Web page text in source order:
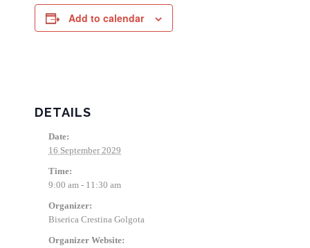
Add to calendar
DETAILS
Date:
16 September 2029
Time:
9:00 am - 11:30 am
Organizer:
Biserica Crestina Golgota
Organizer Website: